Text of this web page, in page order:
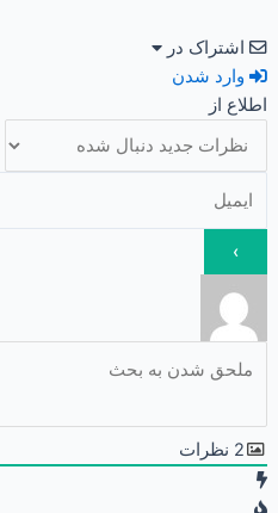
اشتراک در
وارد شدن
اطلاع از
2 نظرات